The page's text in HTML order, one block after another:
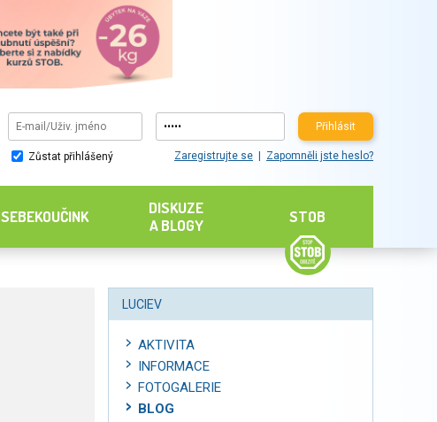
Přihlásit
Zůstat přihlášený Zaregistrujte se Zapomněli jste heslo?
SEBEKOUČINK
DISKUZE
A BLOGY
STOB
LUCIEV
AKTIVITA
INFORMACE
FOTOGALERIE
BLOG